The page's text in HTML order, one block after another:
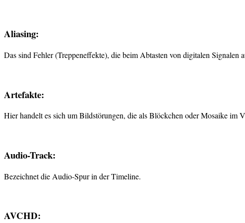
Aliasing:
Das sind Fehler (Treppeneffekte), die beim Abtasten von digitalen Signalen
Artefakte:
Hier handelt es sich um Bildstörungen, die als Blöckchen oder Mosaike im
Audio-Track:
Bezeichnet die Audio-Spur in der Timeline.
AVCHD: